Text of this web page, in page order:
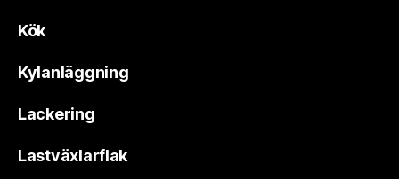
Kök
Kylanläggning
Lackering
Lastväxlarflak